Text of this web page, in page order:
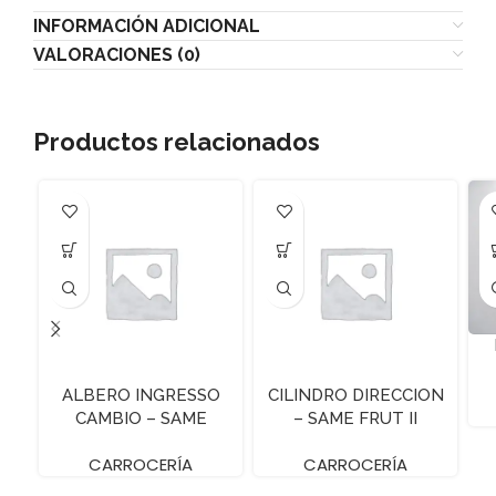
INFORMACIÓN ADICIONAL
VALORACIONES (0)
Productos relacionados
ALBERO INGRESSO
CAMBIO – SAME
CARROCERÍA
CILINDRO DIRECCION
– SAME FRUT II
CARROCERÍA